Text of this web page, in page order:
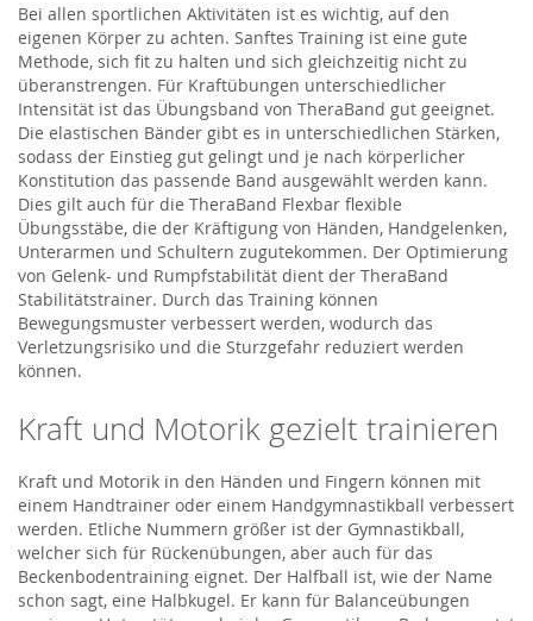
Bei allen sportlichen Aktivitäten ist es wichtig, auf den
eigenen Körper zu achten. Sanftes Training ist eine gute
Methode, sich fit zu halten und sich gleichzeitig nicht zu
überanstrengen. Für Kraftübungen unterschiedlicher
Intensität ist das Übungsband von TheraBand gut geeignet.
Die elastischen Bänder gibt es in unterschiedlichen Stärken,
sodass der Einstieg gut gelingt und je nach körperlicher
Konstitution das passende Band ausgewählt werden kann.
Dies gilt auch für die TheraBand Flexbar flexible
Übungsstäbe, die der Kräftigung von Händen, Handgelenken,
Unterarmen und Schultern zugutekommen. Der Optimierung
von Gelenk- und Rumpfstabilität dient der TheraBand
Stabilitätstrainer. Durch das Training können
Bewegungsmuster verbessert werden, wodurch das
Verletzungsrisiko und die Sturzgefahr reduziert werden
können.
Kraft und Motorik gezielt trainieren
Kraft und Motorik in den Händen und Fingern können mit
einem Handtrainer oder einem Handgymnastikball verbessert
werden. Etliche Nummern größer ist der Gymnastikball,
welcher sich für Rückenübungen, aber auch für das
Beckenbodentraining eignet. Der Halfball ist, wie der Name
schon sagt, eine Halbkugel. Er kann für Balanceübungen